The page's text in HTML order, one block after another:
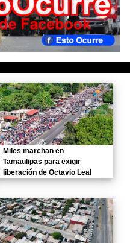
Miles marchan en
Tamaulipas para exigir
liberación de Octavio Leal